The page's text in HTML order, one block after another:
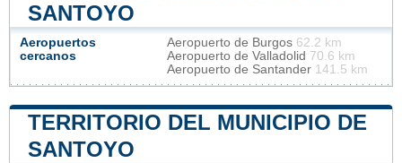
SANTOYO
Aeropuertos
cercanos
Aeropuerto de Burgos 62.2 km
Aeropuerto de Valladolid 70.6 km
Aeropuerto de Santander 141.5 km
TERRITORIO DEL MUNICIPIO DE
SANTOYO